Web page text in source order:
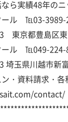
ら実績48年の
ル ℡03-3989-
東京都豊島区
ル ℡049-224-
埼玉県川越市新
・資料請求・
contact/